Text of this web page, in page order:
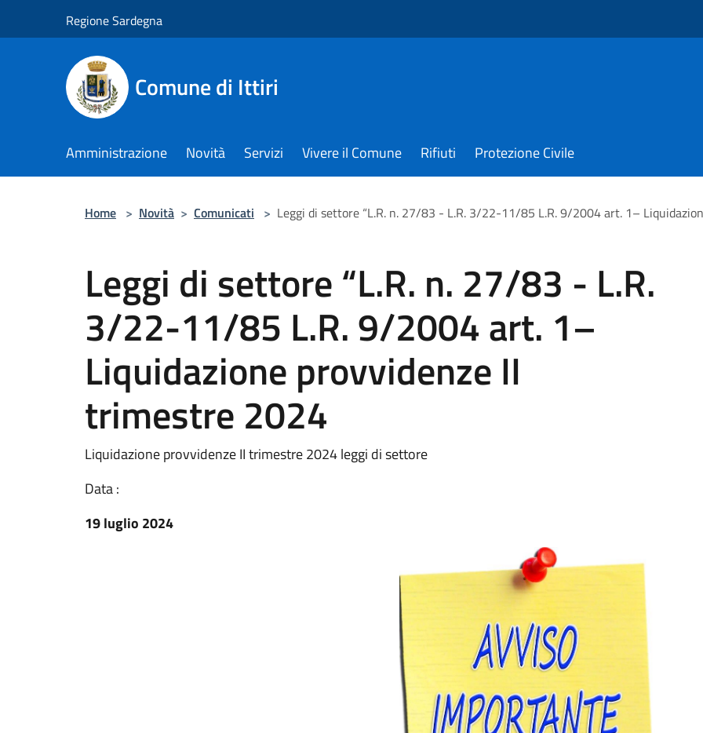
Regione Sardegna
Comune di Ittiri
Amministrazione Novità Servizi Vivere il Comune Rifiuti Protezione Civile
Home > Novità > Comunicati > Leggi di settore “L.R. n. 27/83 - L.R. 3/22-11/85 L.R. 9/2004 art. 1–
Leggi di settore “L.R. n. 27/83 - L.R.
3/22-11/85 L.R. 9/2004 art. 1–
Liquidazione provvidenze II
trimestre 2024
Liquidazione provvidenze II trimestre 2024 leggi di settore
Data :
19 luglio 2024